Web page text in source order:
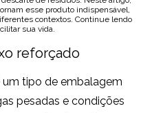
esse produto indispensável,
contextos. Continue lendo
sua vida.
reforçado
tipo de embalagem
pesadas e condições